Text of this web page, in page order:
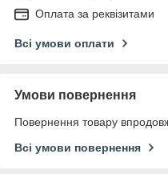
Оплата за реквізитами
Всі умови оплати
Умови повернення
Повернення товару
Всі умови повернення